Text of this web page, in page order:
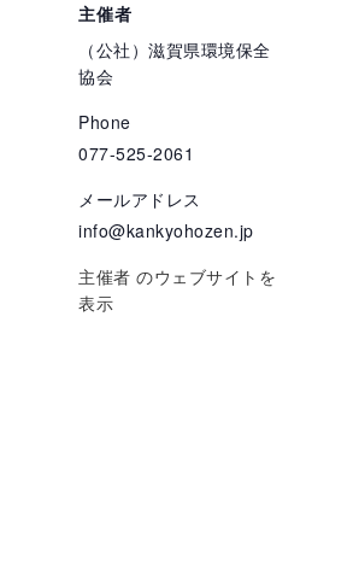
主催者
（公社）滋賀県環境保全
協会
Phone
077-525-2061
メールアドレス
info@kankyohozen.jp
主催者 のウェブサイトを
表示